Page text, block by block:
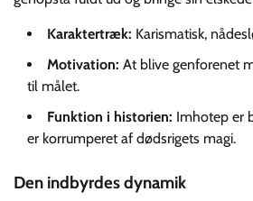
Karaktertræk: Karismatisk,
Motivation: At blive genforenet
til målet.
Funktion i historien: Imhotep er
er korrumperet af dødsrigets magi.
Den indbyrdes dynamik